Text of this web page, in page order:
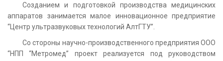
Созданием и подготовкой производства медицинских
аппаратов занимается малое инновационное предприятие
“Центр ультразвуковых технологий АлтГТУ”.
Со стороны научно-производственного предприятия ООО
“НПП “Метромед” проект реализуется под руководством